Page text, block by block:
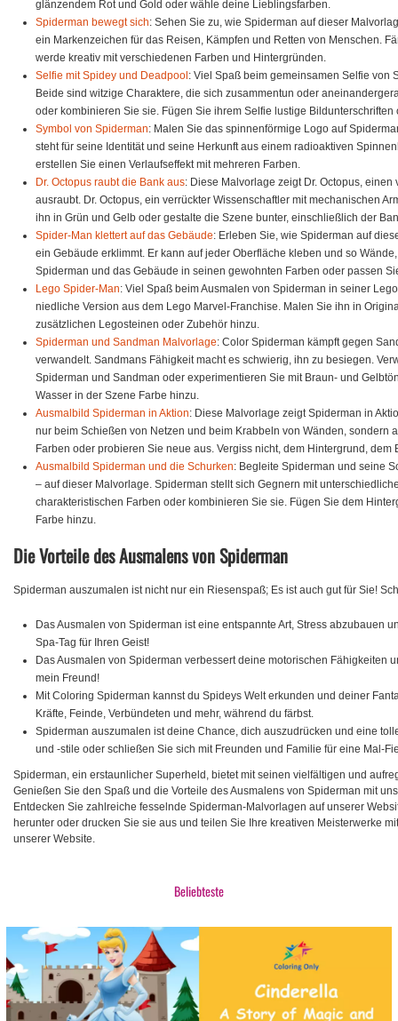
glänzendem Rot und Gold oder wähle deine Lieblingsfarben.
Spiderman bewegt sich: Sehen Sie zu, wie Spiderman auf dieser
ein Markenzeichen für das Reisen, Kämpfen und Retten von Menschen.
werde kreativ mit verschiedenen Farben und Hintergründen.
Selfie mit Spidey und Deadpool : Viel Spaß beim gemeinsamen Selfie von
Beide sind witzige Charaktere, die sich zusammentun oder
oder kombinieren Sie sie. Fügen Sie ihrem Selfie lustige Bildunterschriften
Symbol von Spiderman: Malen Sie das spinnenförmige Logo auf
steht für seine Identität und seine Herkunft aus einem radioaktiven
erstellen Sie einen Verlaufseffekt mit mehreren Farben.
Dr. Octopus raubt die Bank aus: Diese Malvorlage zeigt Dr. Octopus,
ausraubt. Dr. Octopus, ein verrückter Wissenschaftler mit mechanischen
ihn in Grün und Gelb oder gestalte die Szene bunter, einschließlich der
Spider-Man klettert auf das Gebäude: Erleben Sie, wie Spiderman auf
ein Gebäude erklimmt. Er kann auf jeder Oberfläche kleben und so
Spiderman und das Gebäude in seinen gewohnten Farben oder passen
Lego Spider-Man: Viel Spaß beim Ausmalen von Spiderman in seiner
niedliche Version aus dem Lego Marvel-Franchise. Malen Sie ihn in
zusätzlichen Legosteinen oder Zubehör hinzu.
Spiderman und Sandman Malvorlage: Color Spiderman kämpft gegen
verwandelt. Sandmans Fähigkeit macht es schwierig, ihn zu besiegen.
Spiderman und Sandman oder experimentieren Sie mit Braun- und
Wasser in der Szene Farbe hinzu.
Ausmalbild Spiderman in Aktion: Diese Malvorlage zeigt Spiderman in
nur beim Schießen von Netzen und beim Krabbeln von Wänden, sondern
Farben oder probieren Sie neue aus. Vergiss nicht, dem Hintergrund,
Ausmalbild Spiderman und die Schurken: Begleite Spiderman und seine
– auf dieser Malvorlage. Spiderman stellt sich Gegnern mit
charakteristischen Farben oder kombinieren Sie sie. Fügen Sie dem
Farbe hinzu.
Die Vorteile des Ausmalens von Spiderman
Spiderman auszumalen ist nicht nur ein Riesenspaß; Es ist auch gut für Sie!
Das Ausmalen von Spiderman ist eine entspannte Art, Stress abzubauen
Spa-Tag für Ihren Geist!
Das Ausmalen von Spiderman verbessert deine motorischen Fähigkeiten
mein Freund!
Mit Coloring Spiderman kannst du Spideys Welt erkunden und deiner
Kräfte, Feinde, Verbündeten und mehr, während du färbst.
Spiderman auszumalen ist deine Chance, dich auszudrücken und eine
und -stile oder schließen Sie sich mit Freunden und Familie für eine Mal-
Spiderman, ein erstaunlicher Superheld, bietet mit seinen vielfältigen und
Genießen Sie den Spaß und die Vorteile des Ausmalens von Spiderman mit
Entdecken Sie zahlreiche fesselnde Spiderman-Malvorlagen auf unserer
herunter oder drucken Sie sie aus und teilen Sie Ihre kreativen Meisterwerke
unserer Website.
Beliebteste